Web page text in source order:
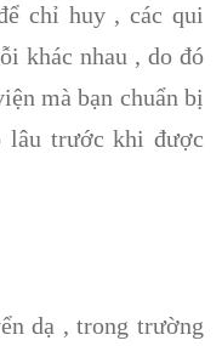
chỉ huy , các qui
khác nhau , do đó
mà bạn chuẩn bị
lâu trước khi được
dạ , trong trường